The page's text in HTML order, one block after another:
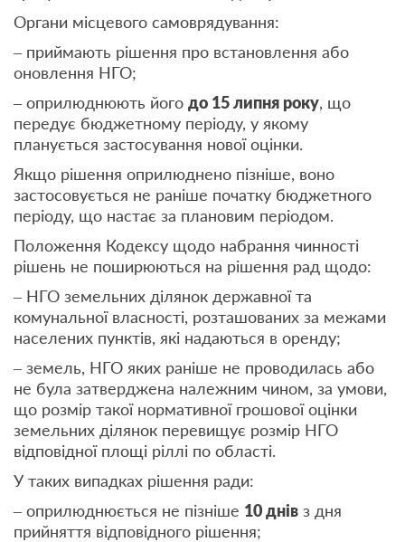
Органи місцевого самоврядування:
– приймають рішення про встановлення або
оновлення НГО;
– оприлюднюють його до 15 липня року, що
передує бюджетному періоду, у якому
планується застосування нової оцінки.
Якщо рішення оприлюднено пізніше, воно
застосовується не раніше початку бюджетного
періоду, що настає за плановим періодом.
Положення Кодексу щодо набрання чинності
рішень не поширюються на рішення рад щодо:
– НГО земельних ділянок державної та
комунальної власності, розташованих за межами
населених пунктів, які надаються в оренду;
– земель, НГО яких раніше не проводилась або
не була затверджена належним чином, за умови,
що розмір такої нормативної грошової оцінки
земельних ділянок перевищує розмір НГО
відповідної площі ріллі по області.
У таких випадках рішення ради:
– оприлюднюється не пізніше 10 днів з дня
прийняття відповідного рішення;